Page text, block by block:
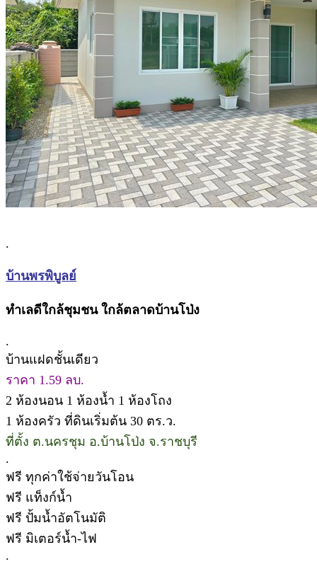
.
บ้านพรพิบูลย์
ทำเลดีใกล้ชุมชน ใกล้ตลาดบ้านโป่ง
.
บ้านแฝดชั้นเดียว
ราคา 1.59 ลบ.
2 ห้องนอน 1 ห้องน้ำ 1 ห้องโถง
1 ห้องครัว ที่ดินเริ่มต้น 30 ตร.ว.
ที่ตั้ง ต.นครชุม อ.บ้านโป่ง จ.ราชบุรี
.
ฟรี ทุกค่าใช้จ่ายวันโอน
ฟรี แท็งก์น้ำ
ฟรี ปั้มน้ำอัตโนมัติ
ฟรี มิเตอร์น้ำ-ไฟ
.